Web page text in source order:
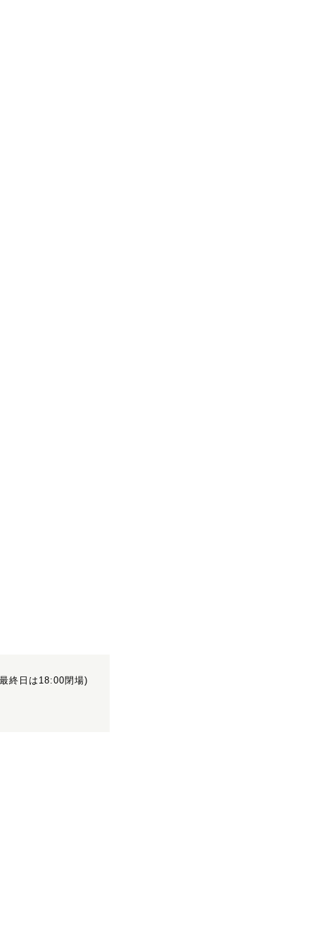
終日は18:00閉場)